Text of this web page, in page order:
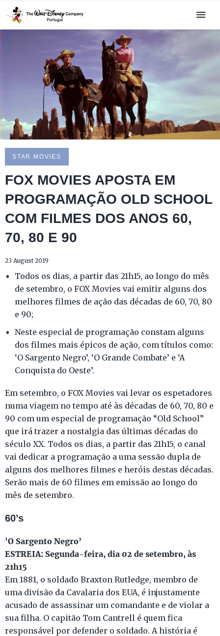
STAR MOVIES
FOX MOVIES APOSTA EM
PROGRAMAÇÃO OLD SCHOOL
COM FILMES DOS ANOS 60,
70, 80 E 90
23 August 2019
Todos os dias, a partir das 21h15, ao longo do mês
de setembro, o FOX Movies vai emitir alguns dos
melhores filmes de ação das décadas de 60, 70, 80
e 90;
Neste especial de programação constam alguns
dos filmes mais épicos de ação, com títulos como:
‘O Sargento Negro’, ‘O Grande Combate’ e ‘A
Conquista do Oeste’.
Em setembro, o FOX Movies vai levar os espetadores
numa viagem no tempo até às décadas de 60, 70, 80 e
90 com um especial de programação “Old School”
que irá trazer a nostalgia das últimas décadas do
século XX. Todos os dias, a partir das 21h15, o canal
vai dedicar a programação a uma sessão dupla de
alguns dos melhores filmes e heróis destas décadas.
Serão mais de 60 filmes em emissão ao longo do
mês de setembro.
60’s
'O Sargento Negro’
ESTREIA: Segunda-feira, dia 02 de setembro, às
21h15
Em 1881, o soldado Braxton Rutledge, membro de
uma divisão da Cavalaria dos EUA, é injustamente
acusado de assassinar um comandante e de violar a
sua filha. O capitão Tom Cantrell é quem fica
responsável por defender o soldado. A história é